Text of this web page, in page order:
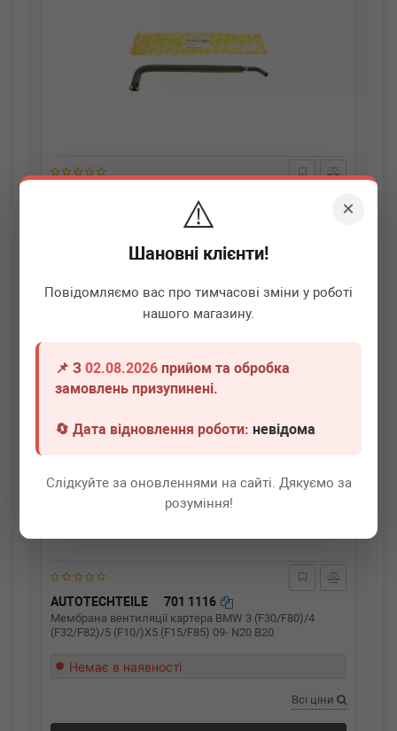
×
⚠️
Шановні клієнти!
Повідомляємо вас про тимчасові зміни у роботі
нашого магазину.
📌 З02.08.2026 прийом та обробка
замовлень призупинені.
🔄 Дата відновлення роботи:невідома
Слідкуйте за оновленнями на сайті. Дякуємо за
розуміння!
Трубка картерних газів BMW 3 (E46)/5 (E39)/7 (E38) 2.0-
2.8i 94-05 M52 B20/M52 B25/M52 B28
Немає в наявності
Всі ціни
AUTOTECHTEILE 701 1116
Мембрана вентиляції картера BMW 3 (F30/F80)/4
(F32/F82)/5 (F10/)X5 (F15/F85) 09- N20 B20
Немає в наявності
Всі ціни